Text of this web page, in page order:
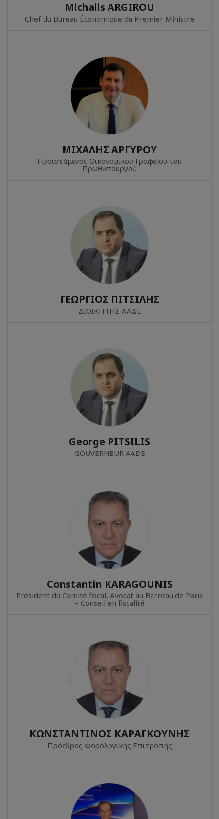
Michalis ARGIROU
Chef du Bureau Économique du Premier Ministre
ΜΙΧΑΛΗΣ ΑΡΓΥΡΟΥ
Προϊστάμενος Οικονομικού Γραφείου του
Πρωθυπουργού
ΓΕΩΡΓΙΟΣ ΠΙΤΣΙΛΗΣ
ΔΙΟΙΚΗΤΗΣ ΑΑΔΕ
George PITSILIS
GOUVERNEUR AADE
Constantin KARAGOUNIS
Président du Comité fiscal, Avocat au Barreau de Paris
– Conseil en fiscalité
ΚΩΝΣΤΑΝΤΙΝΟΣ ΚΑΡΑΓΚΟΥΝΗΣ
Πρόεδρος Φορολογικής Επιτροπής